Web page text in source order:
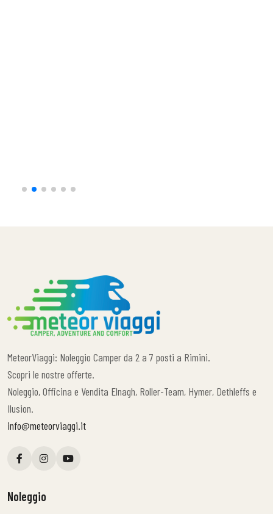
MeteorViaggi: Noleggio Camper da 2 a 7 posti a Rimini.
Scopri le nostre offerte.
Noleggio, Officina e Vendita Elnagh, Roller-Team, Hymer, Dethleffs e
Ilusion.
info@meteorviaggi.it
Noleggio